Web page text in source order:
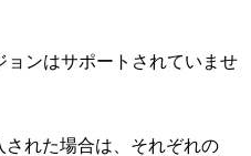
ョンはサポートされていませ
れた場合は、それぞれの